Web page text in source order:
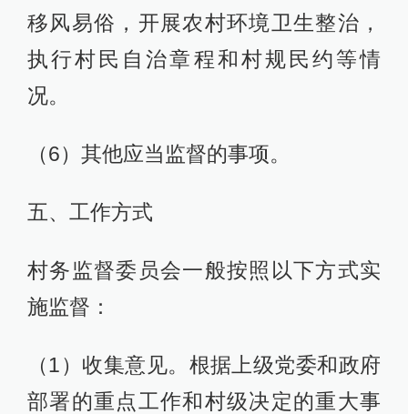
移风易俗，开展农村环境卫生整治，
执行村民自治章程和村规民约等情
况。
（6）其他应当监督的事项。
五、工作方式
村务监督委员会一般按照以下方式实
施监督：
（1）收集意见。根据上级党委和政府
部署的重点工作和村级决定的重大事